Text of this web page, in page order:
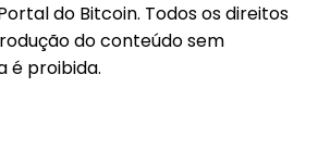
do Bitcoin. Todos os direitos
do conteúdo sem
é proibida.